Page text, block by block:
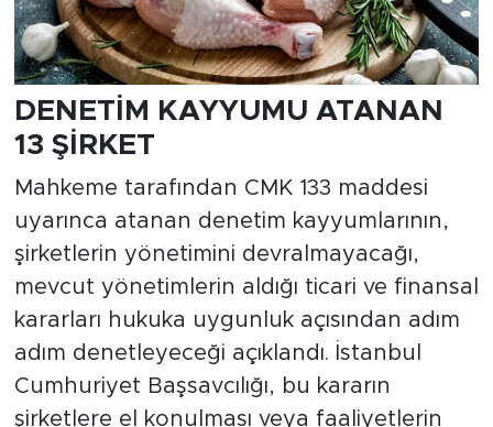
DENETİM KAYYUMU ATANAN
13 ŞİRKET
Mahkeme tarafından CMK 133 maddesi
uyarınca atanan denetim kayyumlarının,
şirketlerin yönetimini devralmayacağı,
mevcut yönetimlerin aldığı ticari ve finansal
kararları hukuka uygunluk açısından adım
adım denetleyeceği açıklandı. İstanbul
Cumhuriyet Başsavcılığı, bu kararın
şirketlere el konulması veya faaliyetlerin